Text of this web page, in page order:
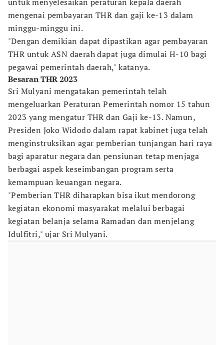
mengenai pembayaran THR dan gaji ke-13 dalam
minggu-minggu ini.
"Dengan demikian dapat dipastikan agar pembayaran
THR untuk ASN daerah dapat juga dimulai H-10 bagi
pegawai pemerintah daerah," katanya.
Besaran THR 2023
Sri Mulyani mengatakan pemerintah telah
mengeluarkan Peraturan Pemerintah nomor 15 tahun
2023 yang mengatur THR dan Gaji ke-13. Namun,
Presiden Joko Widodo dalam rapat kabinet juga telah
menginstruksikan agar pemberian tunjangan hari raya
bagi aparatur negara dan pensiunan tetap menjaga
berbagai aspek keseimbangan program serta
kemampuan keuangan negara.
"Pemberian THR diharapkan bisa ikut mendorong
kegiatan ekonomi masyarakat melalui berbagai
kegiatan belanja selama Ramadan dan menjelang
Idulfitri," ujar Sri Mulyani.